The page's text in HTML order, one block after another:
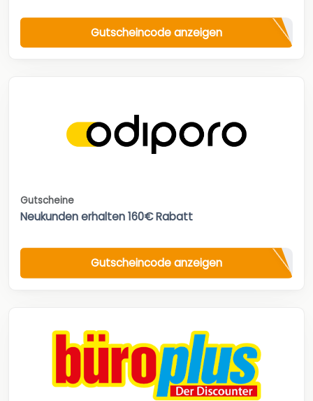
Gutscheincode anzeigen
Gutscheine
Neukunden erhalten 160€ Rabatt
Gutscheincode anzeigen